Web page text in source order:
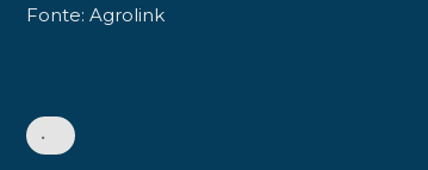
Fonte: Agrolink
•